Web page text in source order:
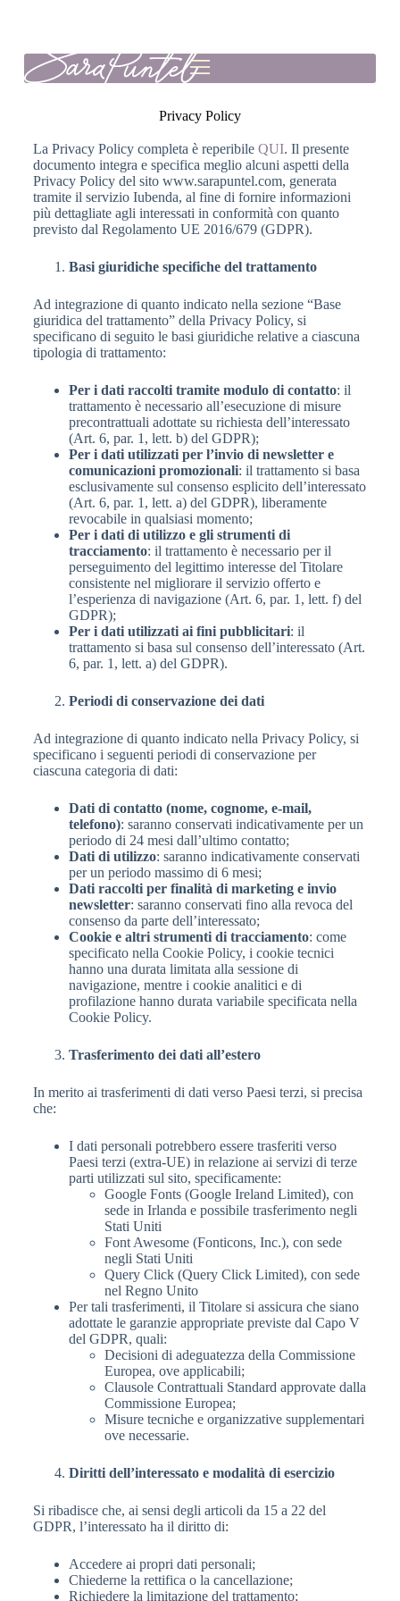
Privacy Policy
La Privacy Policy completa è reperibile QUI. Il presente
documento integra e specifica meglio alcuni aspetti della
Privacy Policy del sito www.sarapuntel.com, generata
tramite il servizio Iubenda, al fine di fornire informazioni
più dettagliate agli interessati in conformità con quanto
previsto dal Regolamento UE 2016/679 (GDPR).
Basi giuridiche specifiche del trattamento
Ad integrazione di quanto indicato nella sezione “Base
giuridica del trattamento” della Privacy Policy, si
specificano di seguito le basi giuridiche relative a ciascuna
tipologia di trattamento:
Per i dati raccolti tramite modulo di contatto: il
trattamento è necessario all’esecuzione di misure
precontrattuali adottate su richiesta dell’interessato
(Art. 6, par. 1, lett. b) del GDPR);
Per i dati utilizzati per l’invio di newsletter e
comunicazioni promozionali: il trattamento si basa
esclusivamente sul consenso esplicito dell’interessato
(Art. 6, par. 1, lett. a) del GDPR), liberamente
revocabile in qualsiasi momento;
Per i dati di utilizzo e gli strumenti di
tracciamento: il trattamento è necessario per il
perseguimento del legittimo interesse del Titolare
consistente nel migliorare il servizio offerto e
l’esperienza di navigazione (Art. 6, par. 1, lett. f) del
GDPR);
Per i dati utilizzati ai fini pubblicitari: il
trattamento si basa sul consenso dell’interessato (Art.
6, par. 1, lett. a) del GDPR).
Periodi di conservazione dei dati
Ad integrazione di quanto indicato nella Privacy Policy, si
specificano i seguenti periodi di conservazione per
ciascuna categoria di dati:
Dati di contatto (nome, cognome, e-mail,
telefono): saranno conservati indicativamente per un
periodo di 24 mesi dall’ultimo contatto;
Dati di utilizzo: saranno indicativamente conservati
per un periodo massimo di 6 mesi;
Dati raccolti per finalità di marketing e invio
newsletter: saranno conservati fino alla revoca del
consenso da parte dell’interessato;
Cookie e altri strumenti di tracciamento: come
specificato nella Cookie Policy, i cookie tecnici
hanno una durata limitata alla sessione di
navigazione, mentre i cookie analitici e di
profilazione hanno durata variabile specificata nella
Cookie Policy.
Trasferimento dei dati all’estero
In merito ai trasferimenti di dati verso Paesi terzi, si precisa
che:
I dati personali potrebbero essere trasferiti verso
Paesi terzi (extra-UE) in relazione ai servizi di terze
parti utilizzati sul sito, specificamente:
Google Fonts (Google Ireland Limited), con
sede in Irlanda e possibile trasferimento negli
Stati Uniti
Font Awesome (Fonticons, Inc.), con sede
negli Stati Uniti
Query Click (Query Click Limited), con sede
nel Regno Unito
Per tali trasferimenti, il Titolare si assicura che siano
adottate le garanzie appropriate previste dal Capo V
del GDPR, quali:
Decisioni di adeguatezza della Commissione
Europea, ove applicabili;
Clausole Contrattuali Standard approvate dalla
Commissione Europea;
Misure tecniche e organizzative supplementari
ove necessarie.
Diritti dell’interessato e modalità di esercizio
Si ribadisce che, ai sensi degli articoli da 15 a 22 del
GDPR, l’interessato ha il diritto di:
Accedere ai propri dati personali;
Chiederne la rettifica o la cancellazione;
Richiedere la limitazione del trattamento;